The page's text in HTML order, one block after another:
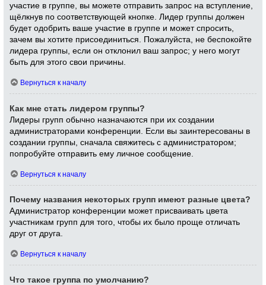
участие в группе, вы можете отправить запрос на вступление,
щёлкнув по соответствующей кнопке. Лидер группы должен
будет одобрить ваше участие в группе и может спросить,
зачем вы хотите присоединиться. Пожалуйста, не беспокойте
лидера группы, если он отклонил ваш запрос; у него могут
быть для этого свои причины.
Вернуться к началу
Как мне стать лидером группы?
Лидеры групп обычно назначаются при их создании
администраторами конференции. Если вы заинтересованы в
создании группы, сначала свяжитесь с администратором;
попробуйте отправить ему личное сообщение.
Вернуться к началу
Почему названия некоторых групп имеют разные цвета?
Администратор конференции может присваивать цвета
участникам групп для того, чтобы их было проще отличать
друг от друга.
Вернуться к началу
Что такое группа по умолчанию?